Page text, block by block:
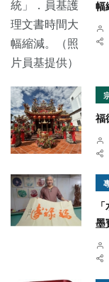
幅
福
墨